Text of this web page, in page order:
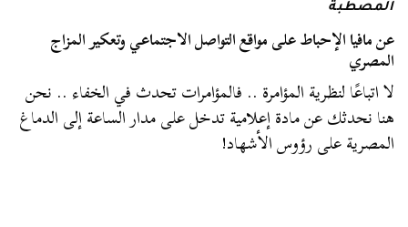
المصطبة
عن مافيا الإحباط على مواقع التواصل الاجتماعي وتعكير المزاج
المصري
لا اتباعًا لنظرية المؤامرة .. فالمؤامرات تحدث في الخفاء .. نحن
هنا نحدثك عن مادة إعلامية تدخل على مدار الساعة إلى الدماغ
المصرية على رؤوس الأشهاد!